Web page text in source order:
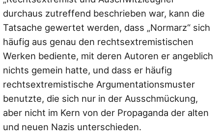
durchaus zutreffend beschrieben war, kann die
Tatsache gewertet werden, dass „Normarz“ sich
häufig aus genau den rechtsextremistischen
Werken bediente, mit deren Autoren er angeblich
nichts gemein hatte, und dass er häufig
rechtsextremistische Argumentationsmuster
benutzte, die sich nur in der Ausschmückung,
aber nicht im Kern von der Propaganda der alten
und neuen Nazis unterschieden.